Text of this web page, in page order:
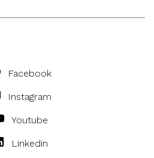
Facebook
Instagram
Youtube
Linkedin